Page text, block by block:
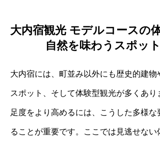
大内宿観光 モデルコースの
自然を味わうスポッ
大内宿には、町並み以外にも歴史的建物
スポット、そして体験型観光が多くあり
足度をより高めるには、こうした多様な
ることが重要です。ここでは見逃せない